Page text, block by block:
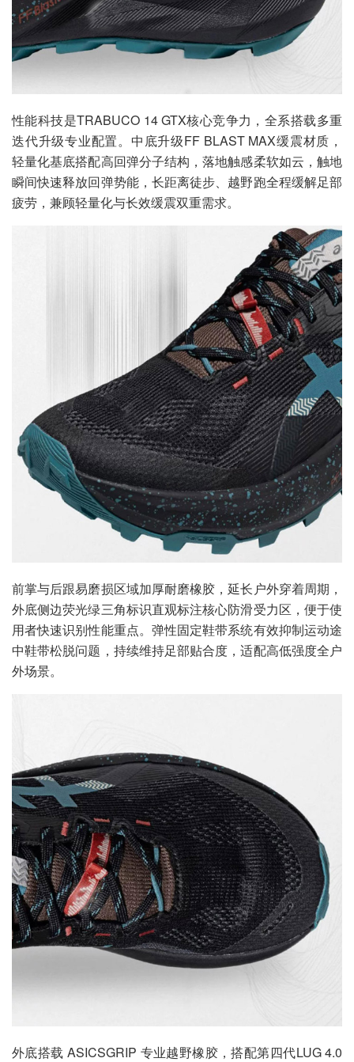
性能科技是TRABUCO 14 GTX核心竞争力，全系搭载多重
迭代升级专业配置。中底升级FF BLAST MAX缓震材质，
轻量化基底搭配高回弹分子结构，落地触感柔软如云，触地
瞬间快速释放回弹势能，长距离徒步、越野跑全程缓解足部
疲劳，兼顾轻量化与长效缓震双重需求。
前掌与后跟易磨损区域加厚耐磨橡胶，延长户外穿着周期，
外底侧边荧光绿三角标识直观标注核心防滑受力区，便于使
用者快速识别性能重点。弹性固定鞋带系统有效抑制运动途
中鞋带松脱问题，持续维持足部贴合度，适配高低强度全户
外场景。
外底搭载 ASICSGRIP 专业越野橡胶，搭配第四代LUG 4.0